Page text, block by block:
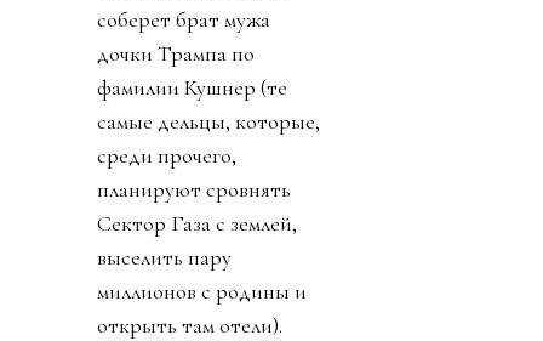
соберет брат мужа
дочки Трампа по
фамилии Кушнер (те
самые дельцы, которые,
среди прочего,
планируют сровнять
Сектор Газа с землей,
выселить пару
миллионов с родины и
открыть там отели).